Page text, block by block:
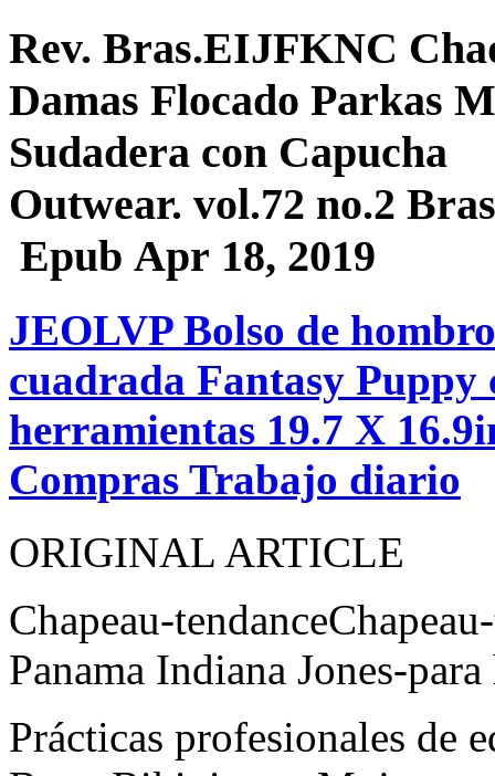
Rev. Bras.EIJFKNC
Damas Flocado Parkas
Sudadera con Capucha
Outwear. vol.72 no.2
Epub Apr 18, 2019
JEOLVP Bolso de
cuadrada Fantasy Puppy
herramientas 19.7 X
Compras Trabajo diario
ORIGINAL ARTICLE
Chapeau-
Panama Indiana Jones-
Prácticas profesionales de